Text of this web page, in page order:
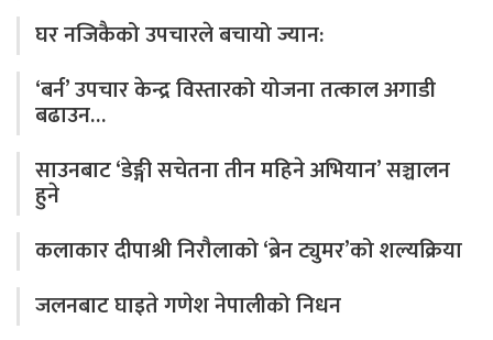
घर नजिकैको उपचारले बचायो ज्यान:
‘बर्न’ उपचार केन्द्र विस्तारको योजना तत्काल अगाडी
बढाउन…
साउनबाट ‘डेङ्गी सचेतना तीन महिने अभियान’ सञ्चालन
हुने
कलाकार दीपाश्री निरौलाको ‘ब्रेन ट्युमर’को शल्यक्रिया
जलनबाट घाइते गणेश नेपालीको निधन